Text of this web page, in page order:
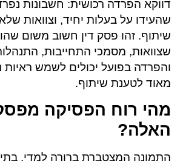
דווקא הפרדה רכושית: חשבונות
שהעידו על בעלות יחיד, וצוואות
שיתוף. זהו פסק דין חשוב משום
שצוואות, מסמכי התחייבות,
והפרדה בפועל יכולים לשמש ראיות
מאוד לטענת שיתוף.
מהי רוח הפסיקה
האלה?
התמונה המצטברת ברורה למדי.